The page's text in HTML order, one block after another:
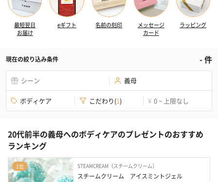
最短翌日
お届け
eギフト 名前の刻印
メッセージ
カード
ラッピング
現在の絞り込み条件 -件
シーン 義母
ボディケア こだわり(1) ¥ 0 ~ 上限なし
20代前半の義母へのボディケアのプレゼントのおすすめ
ランキング
1位 STEAMCREAM（スチームクリーム）
スチームクリーム　アイスミントジェル